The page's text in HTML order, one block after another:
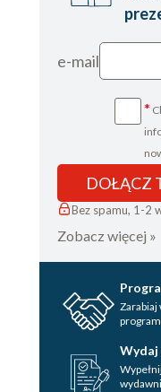
e-mail
*
DOŁĄCZ
Bez spamu, 1-2
Zobacz więcej »
Zarabiaj
Wydaj